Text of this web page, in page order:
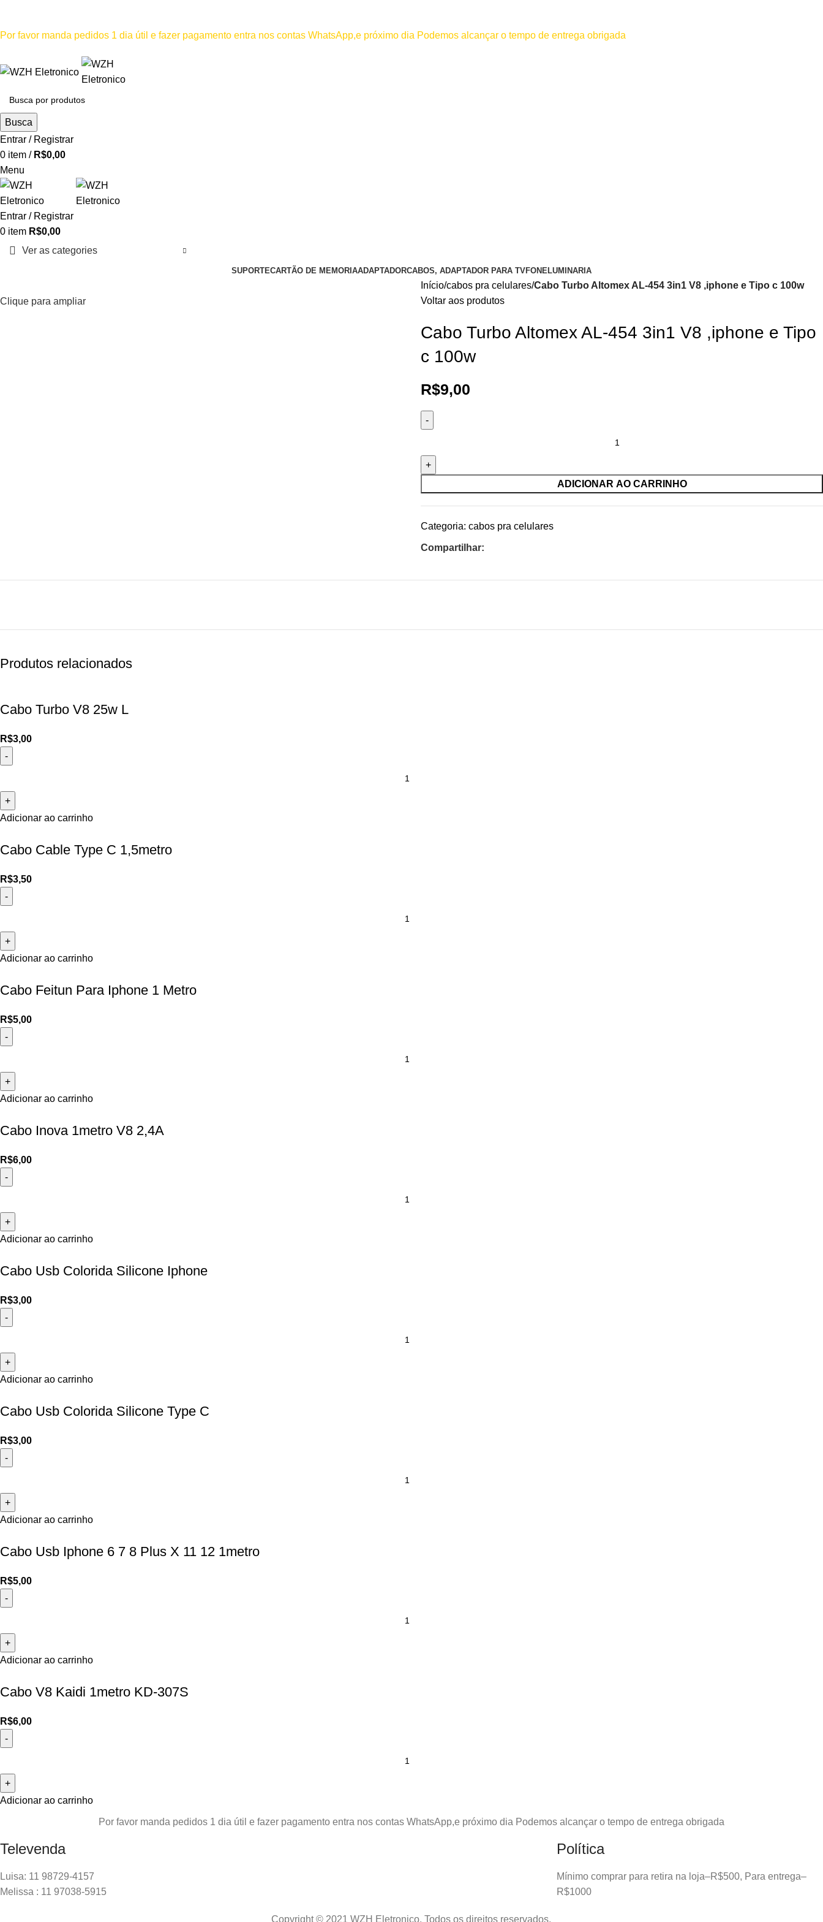
Por favor manda pedidos 1 dia útil e fazer pagamento entra nos contas WhatsApp,e próximo dia Podemos alcançar o tempo de entrega obrigada
Busca
Entrar / Registrar
0 item / R$0,00
Menu
Entrar / Registrar
0 item R$0,00
Ver as categories
SUPORTECARTÃO DE MEMORIAADAPTADORCABOS, ADAPTADOR PARA TVFONELUMINARIA
Clique para ampliar
Início cabos pra celulares Cabo Turbo Altomex AL-454 3in1 V8 ,iphone e Tipo c 100w
Voltar aos produtos
Cabo Turbo Altomex AL-454 3in1 V8 ,iphone e Tipo
c 100w
R$9,00
ADICIONAR AO CARRINHO
Categoria: cabos pra celulares
Compartilhar:
Produtos relacionados
Cabo Turbo V8 25w L
R$3,00
Adicionar ao carrinho
Cabo Cable Type C 1,5metro
R$3,50
Adicionar ao carrinho
Cabo Feitun Para Iphone 1 Metro
R$5,00
Adicionar ao carrinho
Cabo Inova 1metro V8 2,4A
R$6,00
Adicionar ao carrinho
Cabo Usb Colorida Silicone Iphone
R$3,00
Adicionar ao carrinho
Cabo Usb Colorida Silicone Type C
R$3,00
Adicionar ao carrinho
Cabo Usb Iphone 6 7 8 Plus X 11 12 1metro
R$5,00
Adicionar ao carrinho
Cabo V8 Kaidi 1metro KD-307S
R$6,00
Adicionar ao carrinho
Por favor manda pedidos 1 dia útil e fazer pagamento entra nos contas WhatsApp,e próximo dia Podemos alcançar o tempo de entrega obrigada
Televenda
Luisa: 11 98729-4157
Melissa : 11 97038-5915
Política
Mínimo comprar para retira na loja–R$500, Para entrega–
R$1000
Copyright © 2021 WZH Eletronico. Todos os direitos reservados.